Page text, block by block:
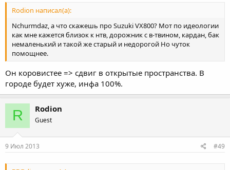
Rodion написал(а):
Nchurmdaz, а что скажешь про Suzuki VX800? Мот по идеологии
как мне кажется близок к нтв, дорожник с в-твином, кардан, бак
немаленький и такой же старый и недорогой Но чуток
помощнее.
Он коровистее => сдвиг в открытые пространства. В
городе будет хуже, инфа 100%.
R Rodion
Guest
9 Июл 2013 #49